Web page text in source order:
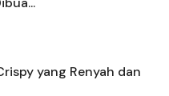
yang Renyah dan